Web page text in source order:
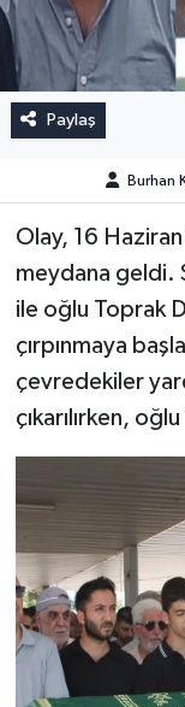
Paylaş
Burhan
Olay, 16
meydana geldi.
ile oğlu Toprak
çırpınmaya
çevredekiler
çıkarılırken,